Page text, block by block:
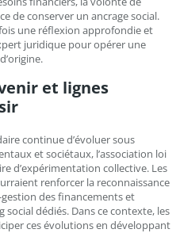
de conserver un ancrage social.
une réflexion approfondie et
juridique pour opérer une
et lignes
continue d’évoluer sous
et sociétaux, l’association loi
d’expérimentation collective. Les
renforcer la reconnaissance
des financements et
dédiés. Dans ce contexte, les
ces évolutions en développant